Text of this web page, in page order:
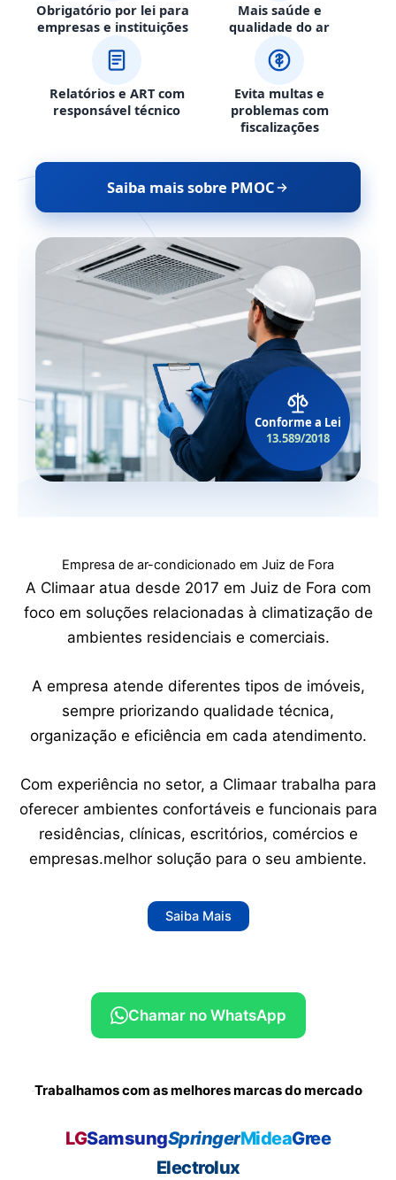
Obrigatório por lei para
empresas e instituições
Mais saúde e
qualidade do ar
Relatórios e ART com
responsável técnico
Evita multas e
problemas com
fiscalizações
Saiba mais sobre PMOC
Conforme a Lei
13.589/2018
Empresa de ar-condicionado em Juiz de Fora
A Climaar atua desde 2017 em Juiz de Fora com
foco em soluções relacionadas à climatização de
ambientes residenciais e comerciais.
A empresa atende diferentes tipos de imóveis,
sempre priorizando qualidade técnica,
organização e eficiência em cada atendimento.
Com experiência no setor, a Climaar trabalha para
oferecer ambientes confortáveis e funcionais para
residências, clínicas, escritórios, comércios e
empresas.melhor solução para o seu ambiente.
Saiba Mais
Chamar no WhatsApp
Trabalhamos com as melhores marcas do mercado
LGSamsungSpringerMideaGree
Electrolux